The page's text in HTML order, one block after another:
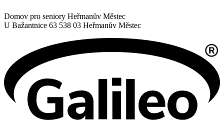
Domov pro seniory Heřmanův Městec
U Bažantnice 63 538 03 Heřmanův Městec